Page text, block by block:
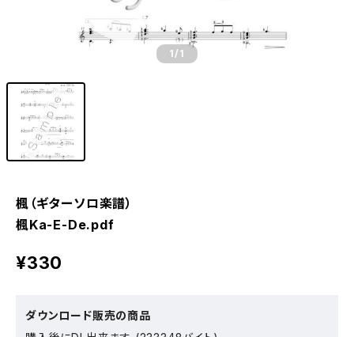
1 /1
楓（ギターソロ楽譜）
楓Ka-E-De.pdf
¥330
ダウンロード販売の商品